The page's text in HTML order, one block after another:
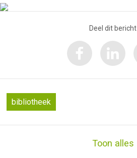
Deel dit bericht
bibliotheek
Toon alles